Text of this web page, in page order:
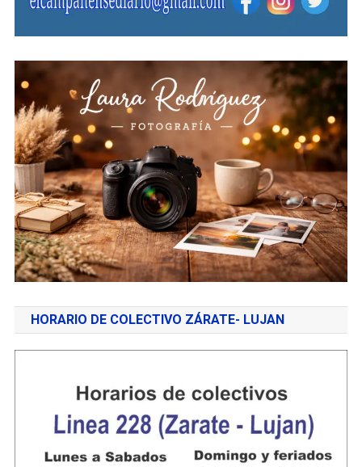
HORARIO DE COLECTIVO ZÁRATE- LUJAN